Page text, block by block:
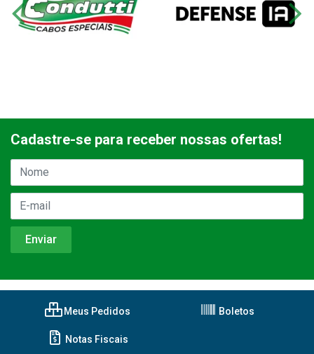
Cadastre-se para receber nossas ofertas!
Meus Pedidos Boletos
Notas Fiscais